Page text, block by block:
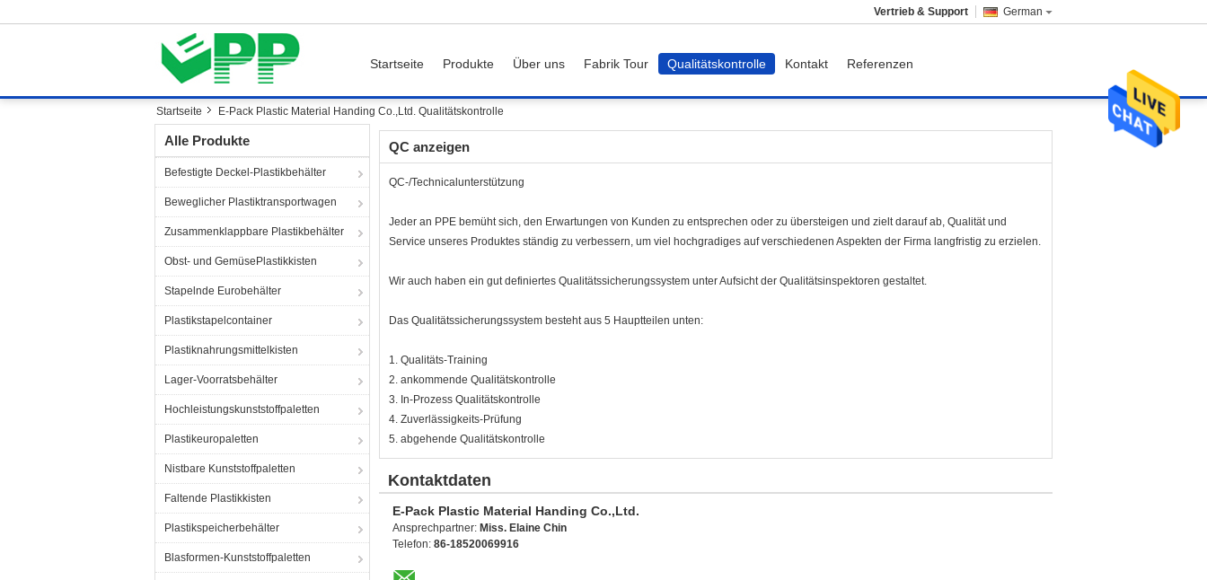
German
Vertrieb & Support
Startseite Produkte Über uns Fabrik Tour Qualitätskontrolle Kontakt Referenzen
Startseite E-Pack Plastic Material Handing Co.,Ltd. Qualitätskontrolle
Alle Produkte
Befestigte Deckel-Plastikbehälter
Beweglicher Plastiktransportwagen
Zusammenklappbare Plastikbehälter
Obst- und GemüsePlastikkisten
Stapelnde Eurobehälter
Plastikstapelcontainer
Plastiknahrungsmittelkisten
Lager-Voorratsbehälter
Hochleistungskunststoffpaletten
Plastikeuropaletten
Nistbare Kunststoffpaletten
Faltende Plastikkisten
Plastikspeicherbehälter
Blasformen-Kunststoffpaletten
QC anzeigen
QC-/Technicalunterstützung
Jeder an PPE bemüht sich, den Erwartungen von Kunden zu entsprechen oder zu übersteigen und zielt darauf ab, Qualität und
Service unseres Produktes ständig zu verbessern, um viel hochgradiges auf verschiedenen Aspekten der Firma langfristig zu erzielen.
Wir auch haben ein gut definiertes Qualitätssicherungssystem unter Aufsicht der Qualitätsinspektoren gestaltet.
Das Qualitätssicherungssystem besteht aus 5 Hauptteilen unten:
1. Qualitäts-Training
2. ankommende Qualitätskontrolle
3. In-Prozess Qualitätskontrolle
4. Zuverlässigkeits-Prüfung
5. abgehende Qualitätskontrolle
Kontaktdaten
E-Pack Plastic Material Handing Co.,Ltd.
Ansprechpartner: Miss. Elaine Chin
Telefon: 86-18520069916